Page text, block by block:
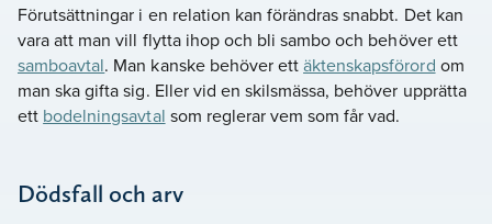
Förutsättningar i en relation kan förändras snabbt. Det kan
vara att man vill flytta ihop och bli sambo och behöver ett
samboavtal. Man kanske behöver ettäktenskapsförord om
man ska gifta sig. Eller vid en skilsmässa, behöver upprätta
ett bodelningsavtal som reglerar vem som får vad.
Dödsfall och arv